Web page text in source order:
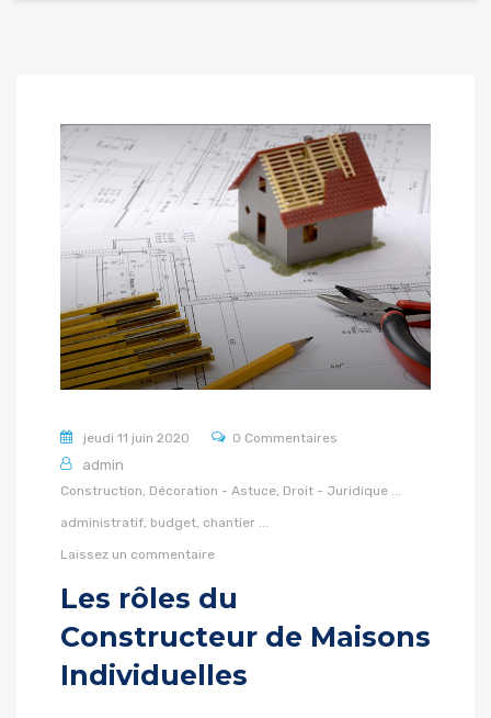
jeudi 11 juin 2020 0 Commentaires
admin
Construction, Décoration - Astuce, Droit - Juridique ...
administratif, budget, chantier ...
Laissez un commentaire
Les rôles du
Constructeur de Maisons
Individuelles